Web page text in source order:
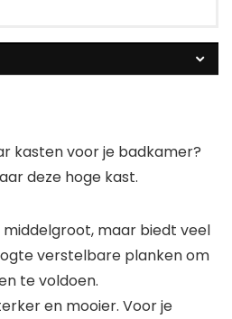
kasten voor je badkamer?
deze hoge kast.
maar biedt veel
verstelbare planken om
te voldoen.
en mooier. Voor je